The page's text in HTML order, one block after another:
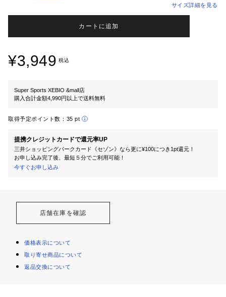
サイズ詳細を見る
カートに追加
¥3,949 税込
Super Sports XEBIO &mall店
購入合計金額4,990円以上で送料無料
取得予定ポイント数： 35 pt
提携クレジットカードで還元率UP
三井ショッピングパークカード《セゾン》なら更に¥100につき1pt還元！
お申し込み完了後、最短５分でご利用可能！
今すぐお申し込み
店舗在庫を確認
価格表示について
取り寄せ商品について
返品交換について